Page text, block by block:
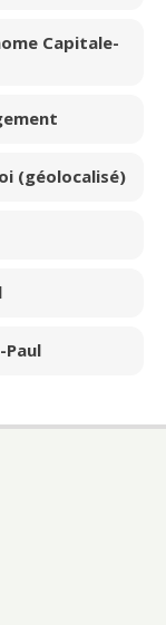
Capitale-
(géolocalisé)
Paul